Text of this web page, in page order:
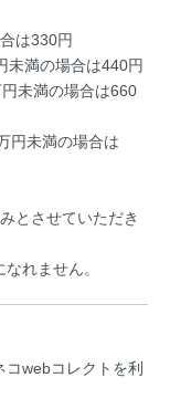
は330円
未満の場合は440円
未満の場合は660
円未満の場合は
とさせていただき
れません。
webコレクトを利